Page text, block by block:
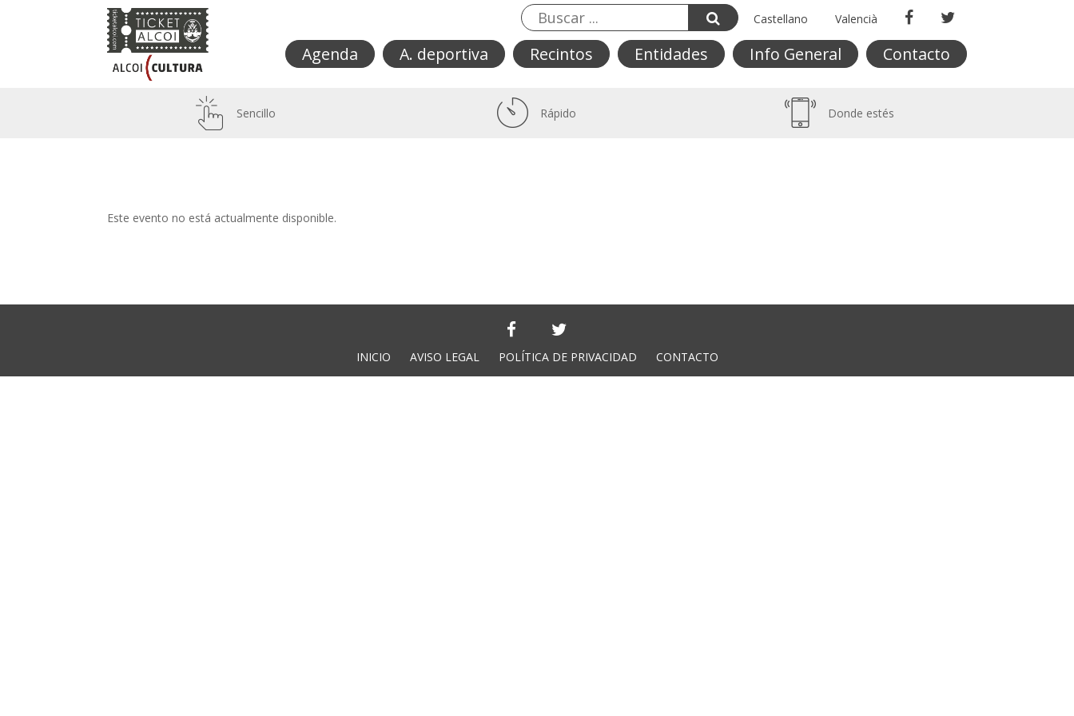
Castellano Valencià
Agenda A. deportiva Recintos Entidades Info General Contacto
Sencillo Rápido Donde estés
Este evento no está actualmente disponible.
INICIO AVISO LEGAL POLÍTICA DE PRIVACIDAD CONTACTO